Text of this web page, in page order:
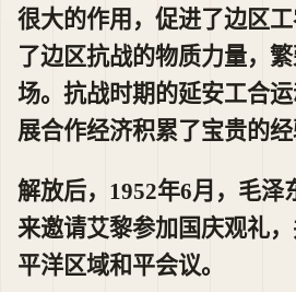
很大的作用，促进了边区
了边区抗战的物质力量，
场。抗战时期的延安工合
展合作经济积累了宝贵的经
解放后，1952年6月，毛泽
来邀请艾黎参加国庆观礼
平洋区域和平会议。